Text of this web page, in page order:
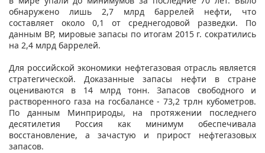
обнаружено лишь 2,7 млрд баррелей нефти, что
составляет около 0,1 от среднегодовой разведки. По
данным ВР, мировые запасы по итогам 2015 г. сократились
на 2,4 млрд баррелей.
Для российской экономики нефтегазовая отрасль является
стратегической. Доказанные запасы нефти в стране
оцениваются в 14 млрд тонн. Запасов свободного и
растворенного газа на госбалансе - 73,2 трлн кубометров.
По данным Минприроды, на протяжении последнего
десятилетия Россия как минимум обеспечивала
восстановление, а зачастую и прирост нефтегазовых
запасов.